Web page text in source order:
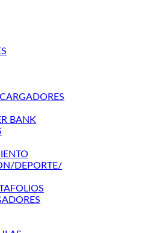
BANK
DEPORTE/